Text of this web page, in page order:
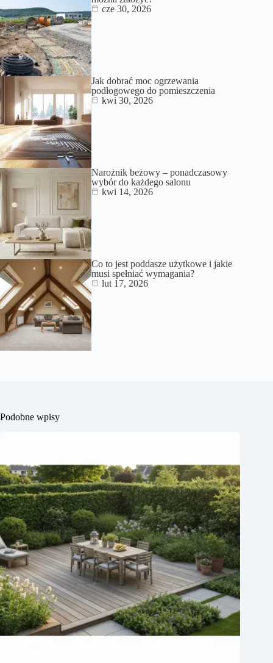
cze 30, 2026
Jak dobrać moc ogrzewania
podłogowego do pomieszczenia
kwi 30, 2026
Narożnik beżowy – ponadczasowy
wybór do każdego salonu
kwi 14, 2026
Co to jest poddasze użytkowe i jakie
musi spełniać wymagania?
lut 17, 2026
Podobne wpisy